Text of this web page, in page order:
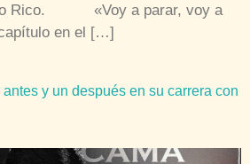
Rico. «Voy a parar, voy a
en el […]
y un después en su carrera con